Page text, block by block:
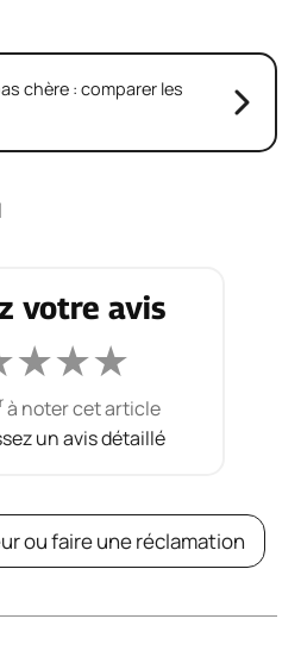
chère : comparer les
votre avis
★★★
à noter cet article
un avis détaillé
ou faire une réclamation